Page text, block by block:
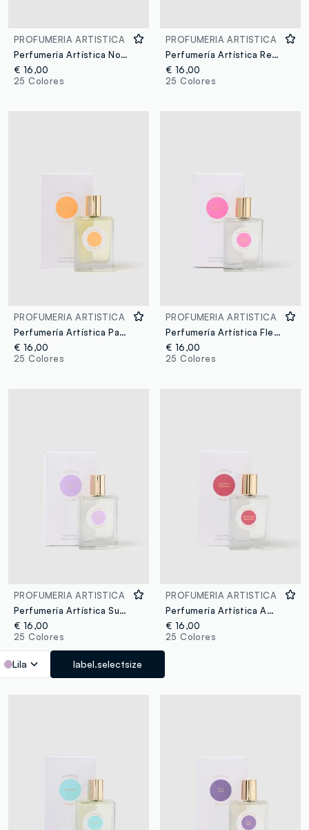
PROFUMERIA ARTISTICA
Perfumería Artística Noche Blanca
€ 16,00
25 Colores
PROFUMERIA ARTISTICA
Perfumería Artística Recuerdos Mediterráneos
€ 16,00
25 Colores
PROFUMERIA ARTISTICA
Perfumería Artística Pan de Naranja
€ 16,00
25 Colores
PROFUMERIA ARTISTICA
Perfumería Artística Flechazo
€ 16,00
25 Colores
PROFUMERIA ARTISTICA
Perfumería Artística Sueño Dulce
€ 16,00
25 Colores
Lila label.selectsize
PROFUMERIA ARTISTICA
Perfumería Artística Amarena Glaseada
€ 16,00
25 Colores